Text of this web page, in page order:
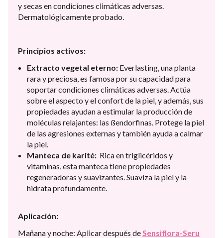
y secas en condiciones climáticas adversas.
Dermatológicamente probado.
Principios activos:
Extracto vegetal eterno: Everlasting, una planta
rara y preciosa, es famosa por su capacidad para
soportar condiciones climáticas adversas. Actúa
sobre el aspecto y el confort de la piel, y además, sus
propiedades ayudan a estimular la producción de
moléculas relajantes: las ßendorfinas. Protege la piel
de las agresiones externas y también ayuda a calmar
la piel.
Manteca de karité: Rica en triglicéridos y
vitaminas, esta manteca tiene propiedades
regeneradoras y suavizantes. Suaviza la piel y la
hidrata profundamente.
Aplicación:
Mañana y noche: Aplicar después de Sensiflora-Seru